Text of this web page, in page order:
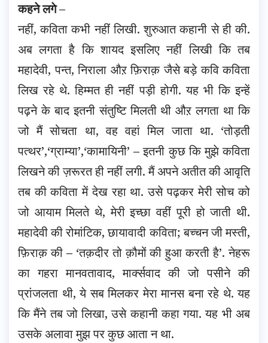
कहने लगे–
नहीं, कविता कभी नहीं लिखी. शुरुआत कहानी से ही की.
अब लगता है कि शायद इसलिए नहीं लिखी कि तब
महादेवी, पन्त, निराला औऱ फ़िराक़ जैसे बड़े कवि कविता
लिख रहे थे. हिम्मत ही नहीं पड़ी होगी. यह भी कि इन्हें
पढ़ने के बाद इतनी संतुष्टि मिलती थी औऱ लगता था कि
जो मैं सोचता था, वह वहां मिल जाता था. ‘तोड़ती
पत्थर’,‘ग्राम्या’,‘कामायिनी’ – इतनी कुछ कि मुझे कविता
लिखने की ज़रूरत ही नहीं लगी. मैं अपने अतीत की आवृति
तब की कविता में देख रहा था. उसे पढ़कर मेरी सोच को
जो आयाम मिलते थे, मेरी इच्छा वहीं पूरी हो जाती थी.
महादेवी की रोमांटिक, छायावादी कविता; बच्चन जी मस्ती,
फ़िराक़ की – ‘तक़दीर तो क़ौमों की हुआ करती है’. नेहरू
का गहरा मानवतावाद, मार्क्सवाद की जो पसीने की
प्रांजलता थी, ये सब मिलकर मेरा मानस बना रहे थे. यह
कि मैंने तब जो लिखा, उसे कहानी कहा गया. यह भी अब
उसके अलावा मुझ पर कुछ आता न था.